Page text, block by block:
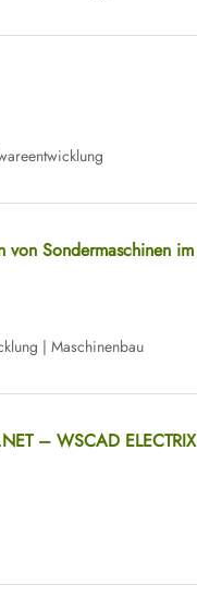
Sondermaschinen im
| Maschinenbau
– WSCAD ELECTRIX